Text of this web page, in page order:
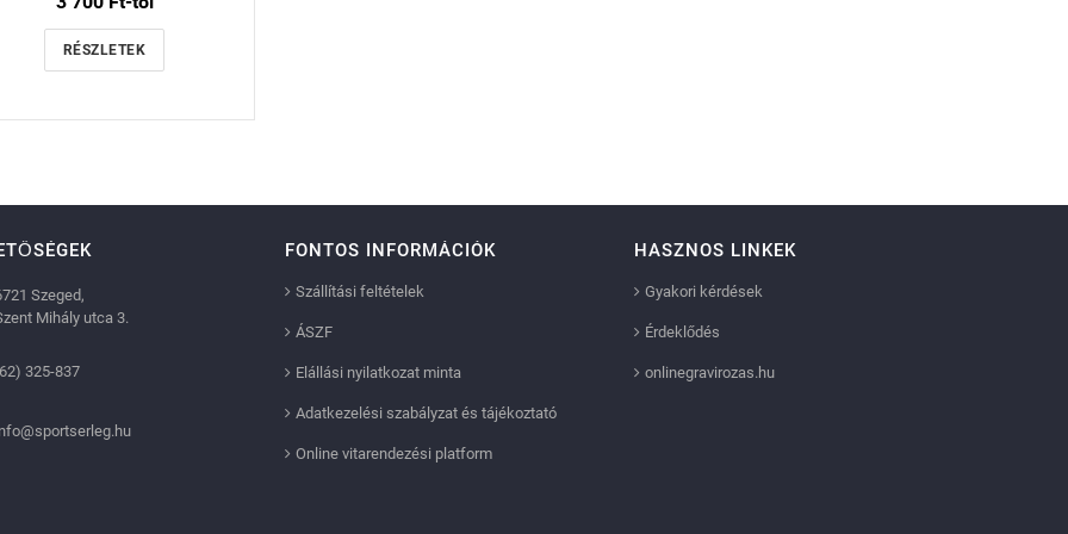
RÉSZLETEK
Szeged,
Mihály utca 3.
325-837
FONTOS INFORMÁCIÓK
Szállítási feltételek
ÁSZF
Elállási nyilatkozat minta
Adatkezelési szabályzat és tájékoztató
Online vitarendezési platform
HASZNOS LINKEK
Gyakori kérdések
Érdeklődés
onlinegravirozas.hu